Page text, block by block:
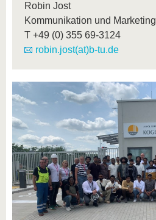
Robin Jost
Kommunikation und Marketing
T +49 (0) 355 69-3124
robin.jost(at)b-tu.de